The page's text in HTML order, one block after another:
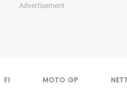
Advertisement
F1 MOTO GP